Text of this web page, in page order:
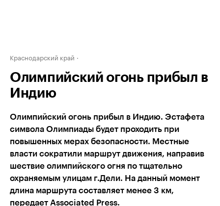
Краснодарский край
Олимпийский огонь прибыл в
Индию
Олимпийский огонь прибыл в Индию. Эстафета
символа Олимпиады будет проходить при
повышенных мерах безопасности. Местные
власти сократили маршрут движения, направив
шествие олимпийского огня по тщательно
охраняемым улицам г.Дели. На данный момент
длина маршрута составляет менее 3 км,
передает Associated Press.